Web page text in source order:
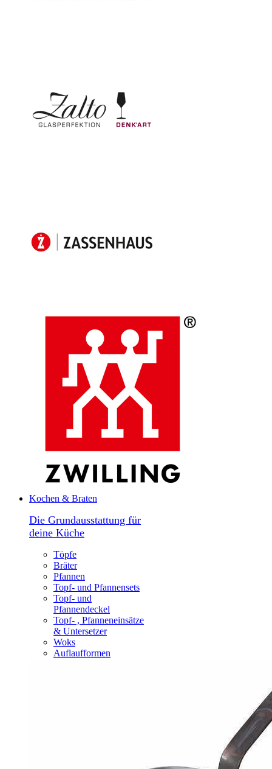
Kochen & Braten
Die Grundausstattung für
deine Küche
Töpfe
Bräter
Pfannen
Topf- und Pfannensets
Topf- und
Pfannendeckel
Topf- , Pfanneneinsätze
& Untersetzer
Woks
Auflaufformen